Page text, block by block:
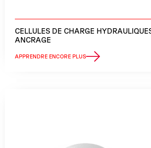
CELLULES DE CHARGE
ANCRAGE
APPRENDRE ENCORE PLUS